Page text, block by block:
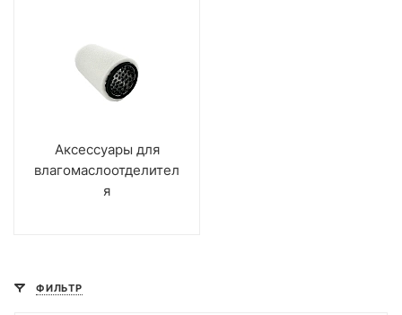
Аксессуары для
влагомаслоотделител
я
ФИЛЬТР